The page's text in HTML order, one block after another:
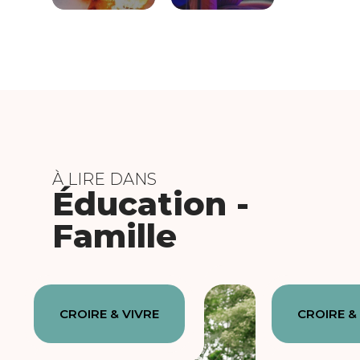
À LIRE DANS
Éducation -
Famille
CROIRE & VIVRE CROIRE